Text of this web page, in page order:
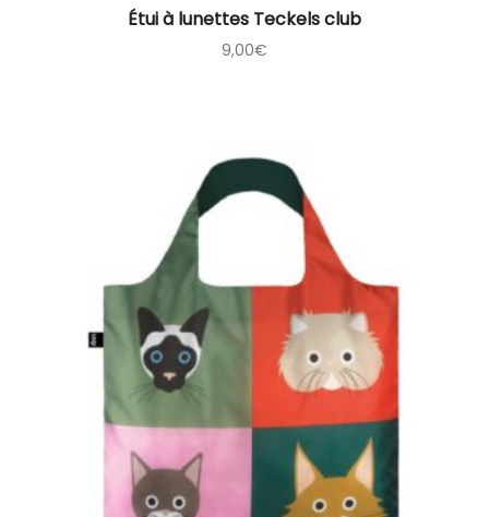
Étui à lunettes Teckels club
9,00€